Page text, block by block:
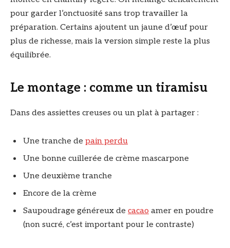
pour garder l’onctuosité sans trop travailler la
préparation. Certains ajoutent un jaune d’œuf pour
plus de richesse, mais la version simple reste la plus
équilibrée.
Le montage : comme un tiramisu
Dans des assiettes creuses ou un plat à partager :
Une tranche de pain perdu
Une bonne cuillerée de crème mascarpone
Une deuxième tranche
Encore de la crème
Saupoudrage généreux de cacao amer en poudre
(non sucré, c’est important pour le contraste)